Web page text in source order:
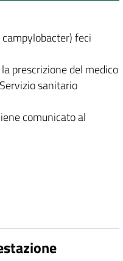
feci
prescrizione del medico
sanitario
comunicato al